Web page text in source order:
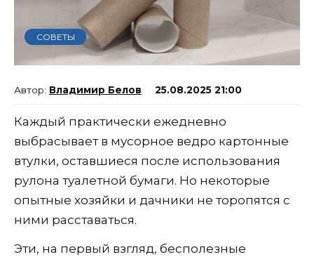
СОВЕТЫ
Владимир Белов 25.08.2025 21:00
Каждый практически ежедневно
выбрасывает в мусорное ведро картонные
втулки, оставшиеся после использования
рулона туалетной бумаги. Но некоторые
опытные хозяйки и дачники не торопятся с
ними расставаться.
Эти, на первый взгляд, бесполезные